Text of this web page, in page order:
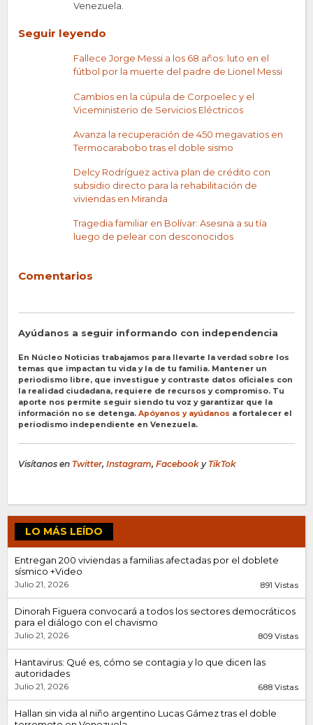
Venezuela.
Seguir leyendo
Fallece Jorge Messi a los 68 años: luto en el
fútbol por la muerte del padre de Lionel Messi
Cambios en la cúpula de Corpoelec y el
Viceministerio de Servicios Eléctricos
Avanza la recuperación de 450 megavatios en
Termocarabobo tras el doble sismo
Delcy Rodríguez activa plan de crédito con
subsidio directo para la rehabilitación de
viviendas en Miranda
Tragedia familiar en Bolívar: Asesina a su tía
luego de pelear con desconocidos
Comentarios
Ayúdanos a seguir informando con independencia
En Núcleo Noticias trabajamos para llevarte la verdad sobre los
temas que impactan tu vida y la de tu familia. Mantener un
periodismo libre, que investigue y contraste datos oficiales con
la realidad ciudadana, requiere de recursos y compromiso. Tu
aporte nos permite seguir siendo tu voz y garantizar que la
información no se detenga. Apóyanos y ayúdanos a fortalecer el
periodismo independiente en Venezuela.
Visítanos en Twitter, Instagram, Facebook y TikTok
LO MÁS LEÍDO
Entregan 200 viviendas a familias afectadas por el doblete
sísmico +Video
Julio 21, 2026 891 Vistas
Dinorah Figuera convocará a todos los sectores democráticos
para el diálogo con el chavismo
Julio 21, 2026 809 Vistas
Hantavirus: Qué es, cómo se contagia y lo que dicen las
autoridades
Julio 21, 2026 688 Vistas
Hallan sin vida al niño argentino Lucas Gámez tras el doble